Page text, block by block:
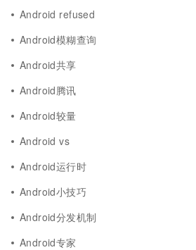
Android refused
Android模糊查询
Android共享
Android腾讯
Android较量
Android vs
Android运行时
Android小技巧
Android分发机制
Android专家